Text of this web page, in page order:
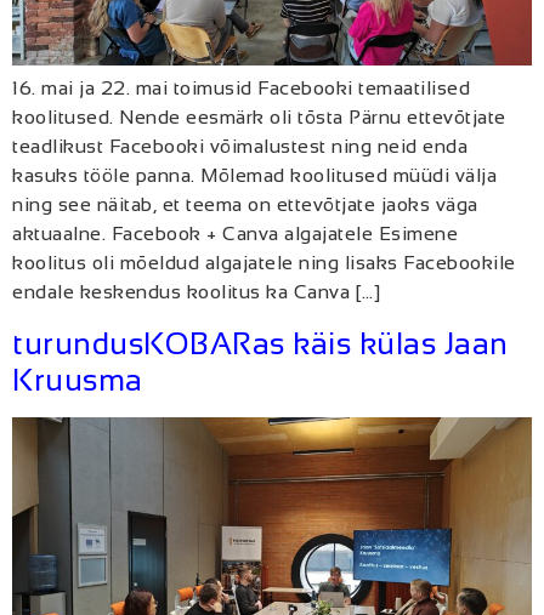
16. mai ja 22. mai toimusid Facebooki temaatilised
koolitused. Nende eesmärk oli tõsta Pärnu ettevõtjate
teadlikust Facebooki võimalustest ning neid enda
kasuks tööle panna. Mõlemad koolitused müüdi välja
ning see näitab, et teema on ettevõtjate jaoks väga
aktuaalne. Facebook + Canva algajatele Esimene
koolitus oli mõeldud algajatele ning lisaks Facebookile
endale keskendus koolitus ka Canva […]
turundusKOBARas käis külas Jaan
Kruusma